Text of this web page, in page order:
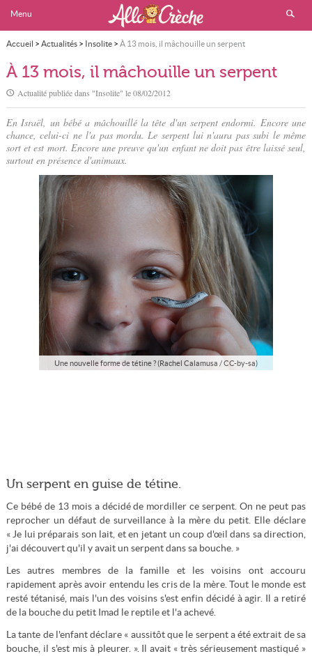
Menu
Accueil > Actualités> Insolite> À 13 mois, il mâchouille un serpent
À 13 mois, il mâchouille un serpent
Actualité publiée dans "Insolite" le08/02/2012
En Israël, un bébé a mâchouillé la tête d'un serpent endormi. Encore une
chance, celui-ci ne l'a pas mordu. Le serpent lui n'aura pas subi le même
sort et est mort. Encore une preuve qu'un enfant ne doit pas être laissé seul,
surtout en présence d'animaux.
Une nouvelle forme de tétine ? (Rachel Calamusa / CC-by-sa)
Un serpent en guise de tétine.
Ce bébé de 13 mois a décidé de mordiller ce serpent. On ne peut pas
reprocher un défaut de surveillance à la mère du petit. Elle déclare
« Je lui préparais son lait, et en jetant un coup d'œil dans sa direction,
j'ai découvert qu'il y avait un serpent dans sa bouche. »
Les autres membres de la famille et les voisins ont accouru
rapidement après avoir entendu les cris de la mère. Tout le monde est
resté tétanisé, mais l'un des voisins s'est enfin décidé à agir. Il a retiré
de la bouche du petit Imad le reptile et l'a achevé.
La tante de l'enfant déclare « aussitôt que le serpent a été extrait de sa
bouche, il s'est mis à pleurer. ». Il avait « très sérieusement mastiqué »